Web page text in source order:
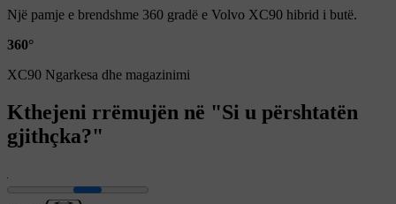
Një pamje e brendshme 360 gradë e Volvo XC90 hibrid i butë.
360°
XC90 Ngarkesa dhe magazinimi
Kthejeni rrëmujën në "Si u përshtatën
gjithçka?"